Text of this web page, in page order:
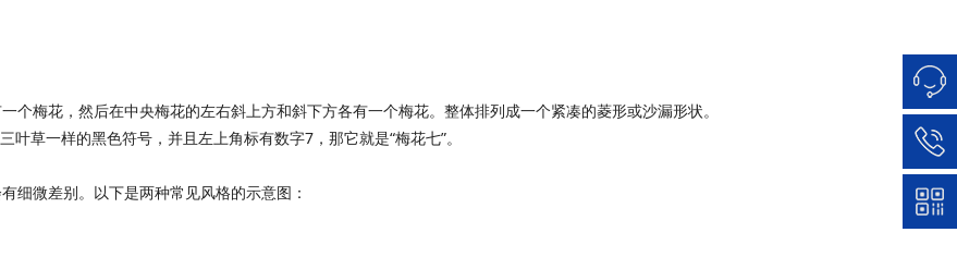
个梅花，然后在中央梅花的左右斜上方和斜下方各有一个梅花。整体排列成一个紧凑的菱形或沙漏形状。
草一样的黑色符号，并且左上角标有数字7，那它就是“梅花七”。
细微差别。以下是两种常见风格的示意图：